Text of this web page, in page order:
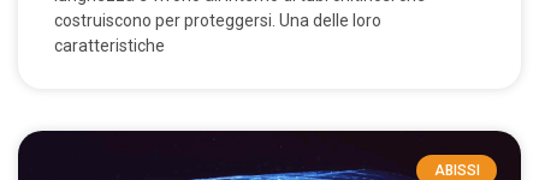
costruiscono per proteggersi. Una delle loro
caratteristiche
ABISSI